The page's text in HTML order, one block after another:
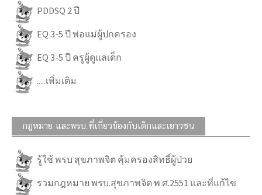
PDDSQ 2 ปี
EQ 3-5 ปี พ่อแม่ผู้ปกครอง
EQ 3-5 ปี ครูผู้ดูแลเด็ก
.....เพิ่มเติม
กฎหมาย และพรบ.ที่เกี่ยวข้องกับเด็กและเยาวชน
รู้ใช้ พรบ สุขภาพจิต คุ้มครองสิทธิ์ผู้ป่วย
รวมกฎหมาย พรบ.สุขภาพจิต พ.ศ.2551 และที่แก้ไข